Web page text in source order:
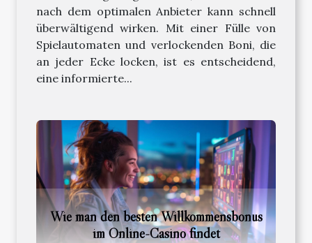
nach dem optimalen Anbieter kann schnell
überwältigend wirken. Mit einer Fülle von
Spielautomaten und verlockenden Boni, die
an jeder Ecke locken, ist es entscheidend,
eine informierte...
Wie man den besten Willkommensbonus
im Online-Casino findet